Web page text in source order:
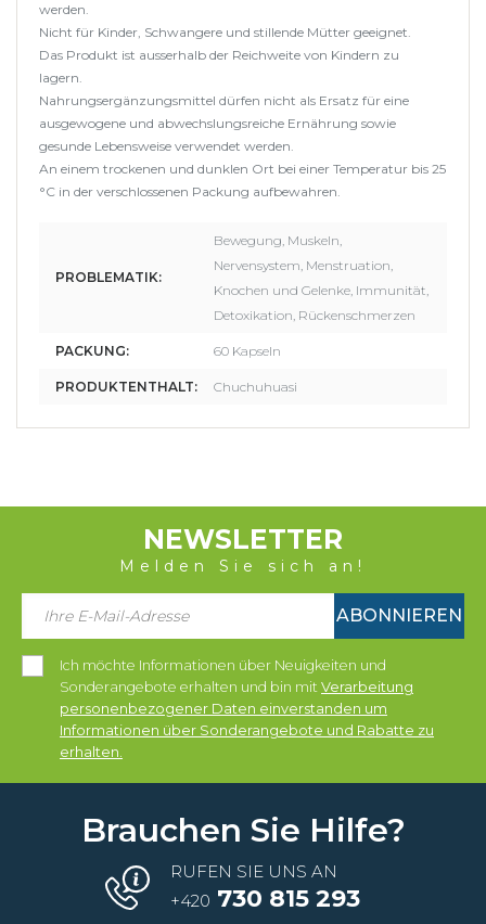
werden.
Nicht für Kinder, Schwangere und stillende Mütter geeignet.
Das Produkt ist ausserhalb der Reichweite von Kindern zu
lagern.
Nahrungsergänzungsmittel dürfen nicht als Ersatz für eine
ausgewogene und abwechslungsreiche Ernährung sowie
gesunde Lebensweise verwendet werden.
An einem trockenen und dunklen Ort bei einer Temperatur bis 25
°C in der verschlossenen Packung aufbewahren.
PROBLEMATIK:
Bewegung, Muskeln,
Nervensystem, Menstruation,
Knochen und Gelenke, Immunität,
Detoxikation, Rückenschmerzen
PACKUNG: 60 Kapseln
PRODUKTENTHALT: Chuchuhuasi
NEWSLETTER
Melden Sie sich an!
ABONNIEREN
Ich möchte Informationen über Neuigkeiten und
Sonderangebote erhalten und bin mit Verarbeitung
personenbezogener Daten einverstanden um
Informationen über Sonderangebote und Rabatte zu
erhalten.
Brauchen Sie Hilfe?
RUFEN SIE UNS AN
+420 730 815 293